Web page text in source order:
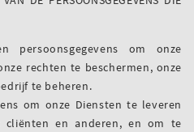
persoonsgegevens om onze
rechten te beschermen, onze
te beheren.
om onze Diensten te leveren
en anderen, en om te